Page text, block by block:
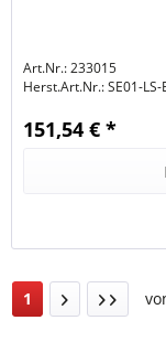
Art.Nr.: 233015
Herst.Art.Nr.:SE01-
151,54 € *
1